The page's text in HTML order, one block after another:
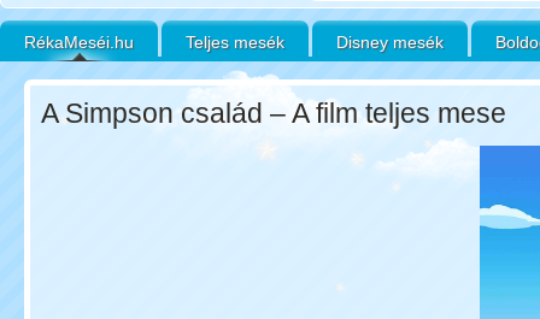
RékaMeséi.hu Teljes mesék Disney mesék
A Simpson család – A film teljes mese